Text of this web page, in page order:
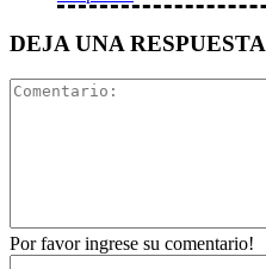
DEJA UNA RESPUESTA
Por favor ingrese su comentario!